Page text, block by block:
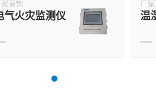
家直销
气火灾监测仪
厂
温